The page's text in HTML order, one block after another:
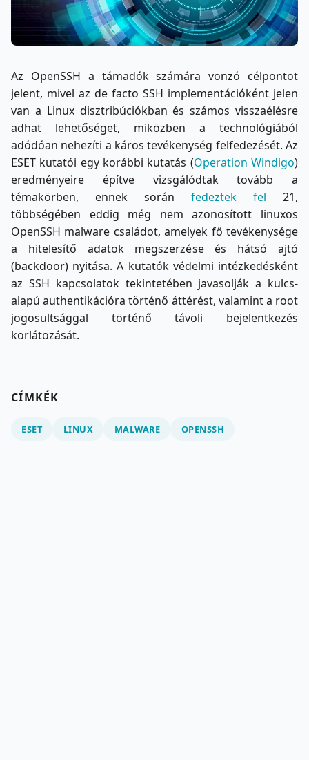
Az OpenSSH a támadók számára vonzó célpontot
jelent, mivel az de facto SSH implementációként jelen
van a Linux disztribúciókban és számos visszaélésre
adhat lehetőséget, miközben a technológiából
adódóan nehezíti a káros tevékenység felfedezését. Az
ESET kutatói egy korábbi kutatás (Operation Windigo)
eredményeire építve vizsgálódtak tovább a
témakörben, ennek során fedeztek fel 21,
többségében eddig még nem azonosított linuxos
OpenSSH malware családot, amelyek fő tevékenysége
a hitelesítő adatok megszerzése és hátsó ajtó
(backdoor) nyitása. A kutatók védelmi intézkedésként
az SSH kapcsolatok tekintetében javasolják a kulcs-
alapú authentikációra történő áttérést, valamint a root
jogosultsággal történő távoli bejelentkezés
korlátozását.
CÍMKÉK
ESET LINUX MALWARE OPENSSH